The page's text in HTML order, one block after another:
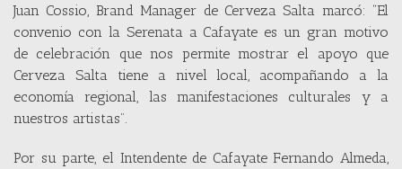
Juan Cossio, Brand Manager de Cerveza Salta marcó: “El
convenio con la Serenata a Cafayate es un gran motivo
de celebración que nos permite mostrar el apoyo que
Cerveza Salta tiene a nivel local, acompañando a la
economía regional, las manifestaciones culturales y a
nuestros artistas”.
Por su parte, el Intendente de Cafayate Fernando Almeda,